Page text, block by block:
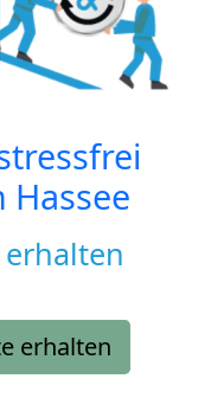
Hassee
erhalten